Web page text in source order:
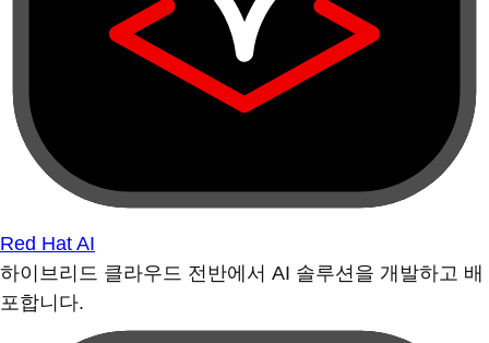
Red Hat AI
하이브리드 클라우드 전반에서 AI 솔루션을 개발하고 배
포합니다.